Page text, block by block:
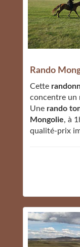
Rando
Cette
concentre un
Une rando
Mongolie, à
qualité-prix